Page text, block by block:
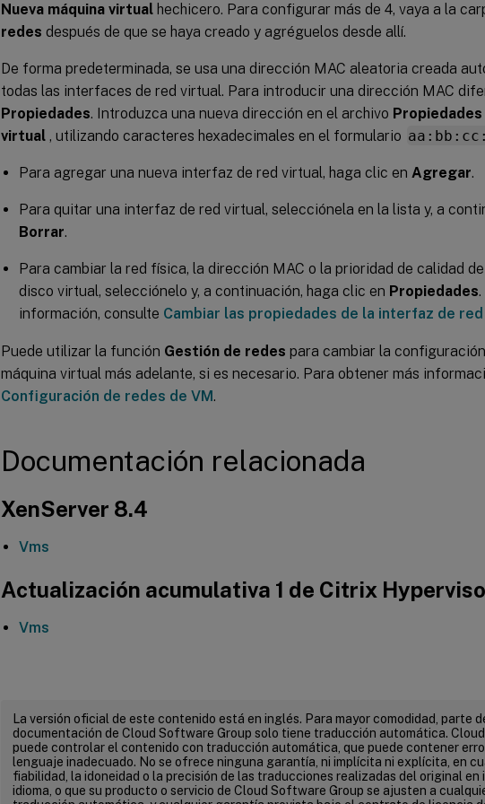
Nueva máquina virtual hechicero. Para configurar más de 4, vaya a la
redes después de que se haya creado y agréguelos desde allí.
De forma predeterminada, se usa una dirección MAC aleatoria creada
todas las interfaces de red virtual. Para introducir una dirección MAC
Propiedades. Introduzca una nueva dirección en el archivo
virtual , utilizando caracteres hexadecimales en el formulario
Para agregar una nueva interfaz de red virtual, haga clic en Agregar.
Para quitar una interfaz de red virtual, selecciónela en la lista y, a
Borrar.
Para cambiar la red física, la dirección MAC o la prioridad de calidad
disco virtual, selecciónelo y, a continuación, haga clic en Propiedades
información, consulte Cambiar las propiedades de la interfaz de
Puede utilizar la función Gestión de redes para cambiar la
máquina virtual más adelante, si es necesario. Para obtener más
Configuración de redes de VM.
Documentación relacionada
XenServer 8.4
Vms
Actualización acumulativa 1 de Citrix
Vms
La versión oficial de este contenido está en inglés. Para mayor comodidad, parte
documentación de Cloud Software Group solo tiene traducción automática.
puede controlar el contenido con traducción automática, que puede contener
lenguaje inadecuado. No se ofrece ninguna garantía, ni implícita ni explícita, en
fiabilidad, la idoneidad o la precisión de las traducciones realizadas del original
idioma, o que su producto o servicio de Cloud Software Group se ajusten a